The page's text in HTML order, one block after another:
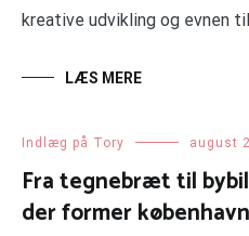
kreative udvikling og evnen
LÆS MERE
Indlæg på Tory august
Fra tegnebræt til
der former københavn